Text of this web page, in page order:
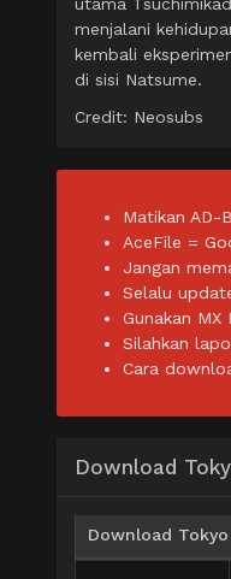
utama
menjalani
kembali
di sisi Natsume.
Credit: Neosubs
Matikan AD-
AceFile =
Jangan
Selalu
Gunakan
Silahkan
Cara
Download
Download